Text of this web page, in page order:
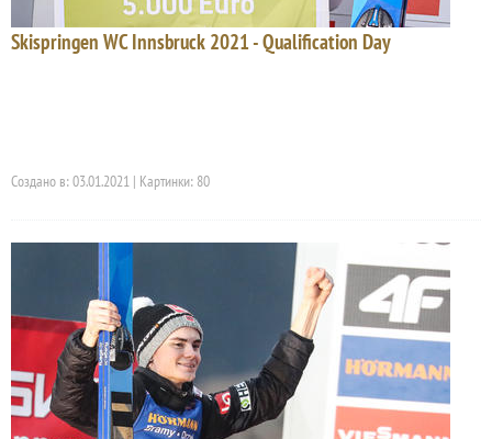
Skispringen WC Innsbruck 2021 - Qualification Day
Создано в: 03.01.2021 | Картинки: 80